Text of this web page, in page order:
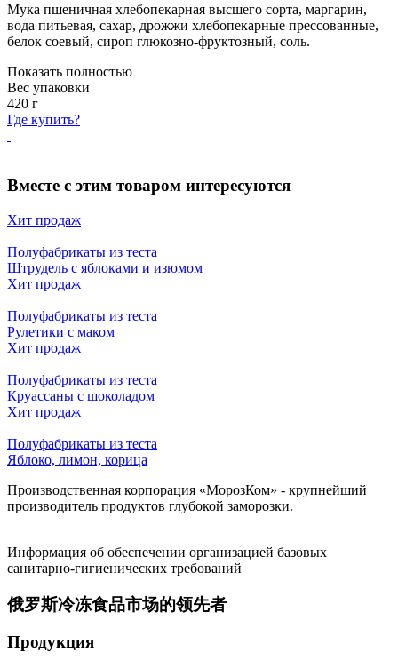
Мука пшеничная хлебопекарная высшего сорта, маргарин,
вода питьевая, сахар, дрожжи хлебопекарные прессованные,
белок соевый, сироп глюкозно-фруктозный, соль.
Показать полностью
Вес упаковки
420 г
Где купить?
Вместе с этим товаром интересуются
Хит продаж
Полуфабрикаты из теста
Штрудель с яблоками и изюмом
Хит продаж
Полуфабрикаты из теста
Рулетики с маком
Хит продаж
Полуфабрикаты из теста
Круассаны с шоколадом
Хит продаж
Полуфабрикаты из теста
Яблоко, лимон, корица
Производственная корпорация «МорозКом» - крупнейший
производитель продуктов глубокой заморозки.
Информация об обеспечении организацией базовых
санитарно-гигиенических требований
俄罗斯冷冻食品市场的领先者
Продукция